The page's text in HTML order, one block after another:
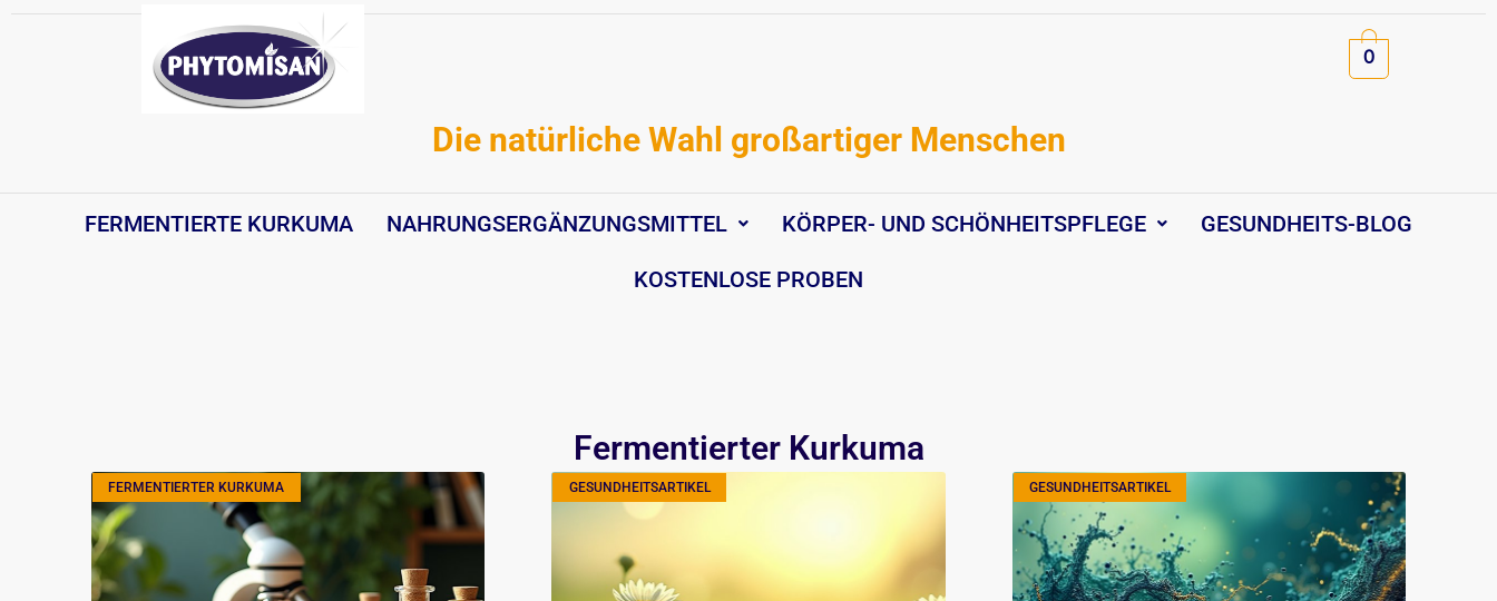
Zum
0
Die natürliche Wahl großartiger Menschen
FERMENTIERTE KURKUMA NAHRUNGSERGÄNZUNGSMITTEL KÖRPER- UND SCHÖNHEITSPFLEGE GESUNDHEITS-BLOG
KOSTENLOSE PROBEN
Fermentierter Kurkuma
FERMENTIERTER KURKUMA GESUNDHEITSARTIKEL GESUNDHEITSARTIKEL